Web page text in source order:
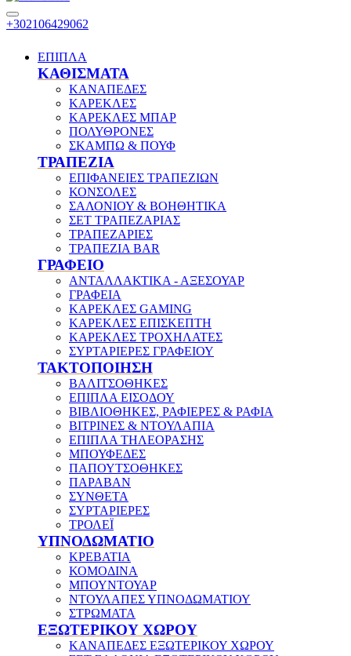
+302106429062
ΕΠΙΠΛΑ
ΚΑΘΙΣΜΑΤΑ
ΚΑΝΑΠΕΔΕΣ
ΚΑΡΕΚΛΕΣ
ΚΑΡΕΚΛΕΣ ΜΠΑΡ
ΠΟΛΥΘΡΟΝΕΣ
ΣΚΑΜΠΩ & ΠΟΥΦ
ΤΡΑΠΕΖΙΑ
ΕΠΙΦΑΝΕΙΕΣ ΤΡΑΠΕΖΙΩΝ
ΚΟΝΣΟΛΕΣ
ΣΑΛΟΝΙΟΥ & ΒΟΗΘΗΤΙΚΑ
ΣΕΤ ΤΡΑΠΕΖΑΡΙΑΣ
ΤΡΑΠΕΖΑΡΙΕΣ
ΤΡΑΠΕΖΙΑ BAR
ΓΡΑΦΕΙΟ
ΑΝΤΑΛΛΑΚΤΙΚΑ - ΑΞΕΣΟΥΑΡ
ΓΡΑΦΕΙΑ
ΚΑΡΕΚΛΕΣ GAMING
ΚΑΡΕΚΛΕΣ ΕΠΙΣΚΕΠΤΗ
ΚΑΡΕΚΛΕΣ ΤΡΟΧΗΛΑΤΕΣ
ΣΥΡΤΑΡΙΕΡΕΣ ΓΡΑΦΕΙΟΥ
ΤΑΚΤΟΠΟΙΗΣΗ
ΒΑΛΙΤΣΟΘΗΚΕΣ
ΕΠΙΠΛΑ ΕΙΣΟΔΟΥ
ΒΙΒΛΙΟΘΗΚΕΣ, ΡΑΦΙΕΡΕΣ & ΡΑΦΙΑ
ΒΙΤΡΙΝΕΣ & ΝΤΟΥΛΑΠΙΑ
ΕΠΙΠΛΑ ΤΗΛΕΟΡΑΣΗΣ
ΜΠΟΥΦΕΔΕΣ
ΠΑΠΟΥΤΣΟΘΗΚΕΣ
ΠΑΡΑΒΑΝ
ΣΥΝΘΕΤΑ
ΣΥΡΤΑΡΙΕΡΕΣ
ΤΡΟΛΕΪ
ΥΠΝΟΔΩΜΑΤΙΟ
ΚΡΕΒΑΤΙΑ
ΚΟΜΟΔΙΝΑ
ΜΠΟΥΝΤΟΥΑΡ
ΝΤΟΥΛΑΠΕΣ ΥΠΝΟΔΩΜΑΤΙΟΥ
ΣΤΡΩΜΑΤΑ
ΕΞΩΤΕΡΙΚΟΥ ΧΩΡΟΥ
ΚΑΝΑΠΕΔΕΣ ΕΞΩΤΕΡΙΚΟΥ ΧΩΡΟΥ